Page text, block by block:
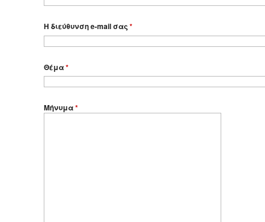
Η διεύθυνση e-mail σας*
Θέμα*
Μήνυμα*